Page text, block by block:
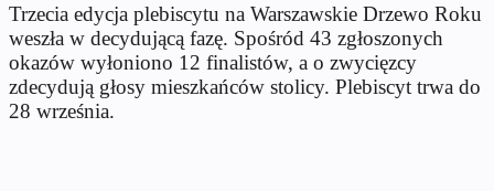
Trzecia edycja plebiscytu na Warszawskie Drzewo Roku
weszła w decydującą fazę. Spośród 43 zgłoszonych
okazów wyłoniono 12 finalistów, a o zwycięzcy
zdecydują głosy mieszkańców stolicy. Plebiscyt trwa do
28 września.